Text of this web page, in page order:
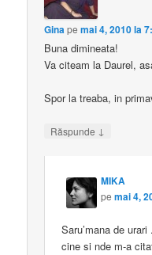
Ginapemai 4, 2010 la
Buna dimineata!
Va citeam la Daurel,
Spor la treaba, in
Răspunde ↓
MIKA
pemai 4,
Saru’mana de
cine si nde m-a